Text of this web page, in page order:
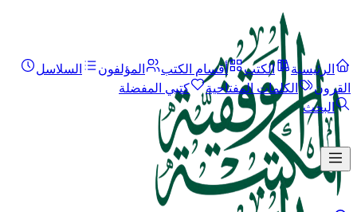
الرئيسية الكتب أقسام الكتب المؤلفون
السلاسل
القرون
الكلمات المفتاحية
كتبي المفضلة
البحث